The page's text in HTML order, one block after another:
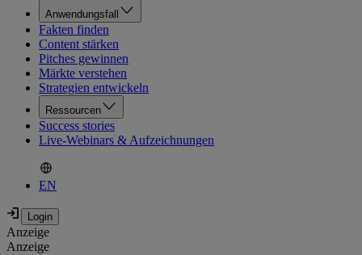
Anwendungsfall
Fakten finden
Content stärken
Pitches gewinnen
Märkte verstehen
Strategien entwickeln
Ressourcen
Success stories
Live-Webinars & Aufzeichnungen
EN
Anzeige
Anzeige